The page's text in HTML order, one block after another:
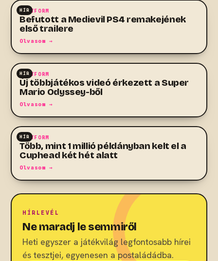
HÍR
PLATFORM
Befutott a Medievil PS4 remakejének
első trailere
Olvasom →
HÍR
PLATFORM
Új többjátékos videó érkezett a Super
Mario Odyssey-ből
Olvasom →
HÍR
PLATFORM
Több, mint 1 millió példányban kelt el a
Cuphead két hét alatt
Olvasom →
HÍRLEVÉL
Ne maradj le semmiről
Heti egyszer a játékvilág legfontosabb hírei
és tesztjei, egyenesen a postaládádba.